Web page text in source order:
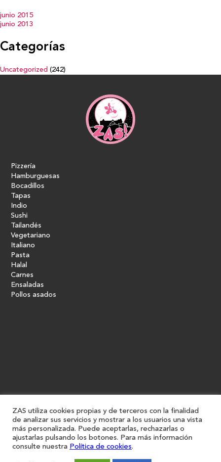
junio 2015
junio 2013
Categorías
Uncategorized (242)
Pizzería
Hamburguesas
Bocadillos
Tapas
Indio
Sushi
Tailandés
Vegetariano
Italiano
Pasta
Halal
Carnes
Ensaladas
Pollos asados
ZAS utiliza cookies propias y de terceros con la finalidad
de analizar sus servicios y mostrar a los usuarios una vista
más personalizada. Puede aceptarlas, rechazarlas o
ajustarlas pulsando los botones. Para más información
consulte nuestra Política de cookies.